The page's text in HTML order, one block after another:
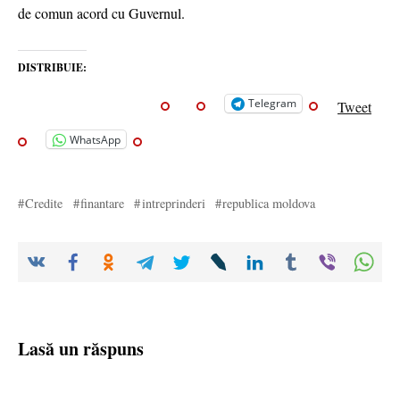
de comun acord cu Guvernul.
DISTRIBUIE:
Telegram Tweet
WhatsApp
Credite finantare intreprinderi republica moldova
Lasă un răspuns